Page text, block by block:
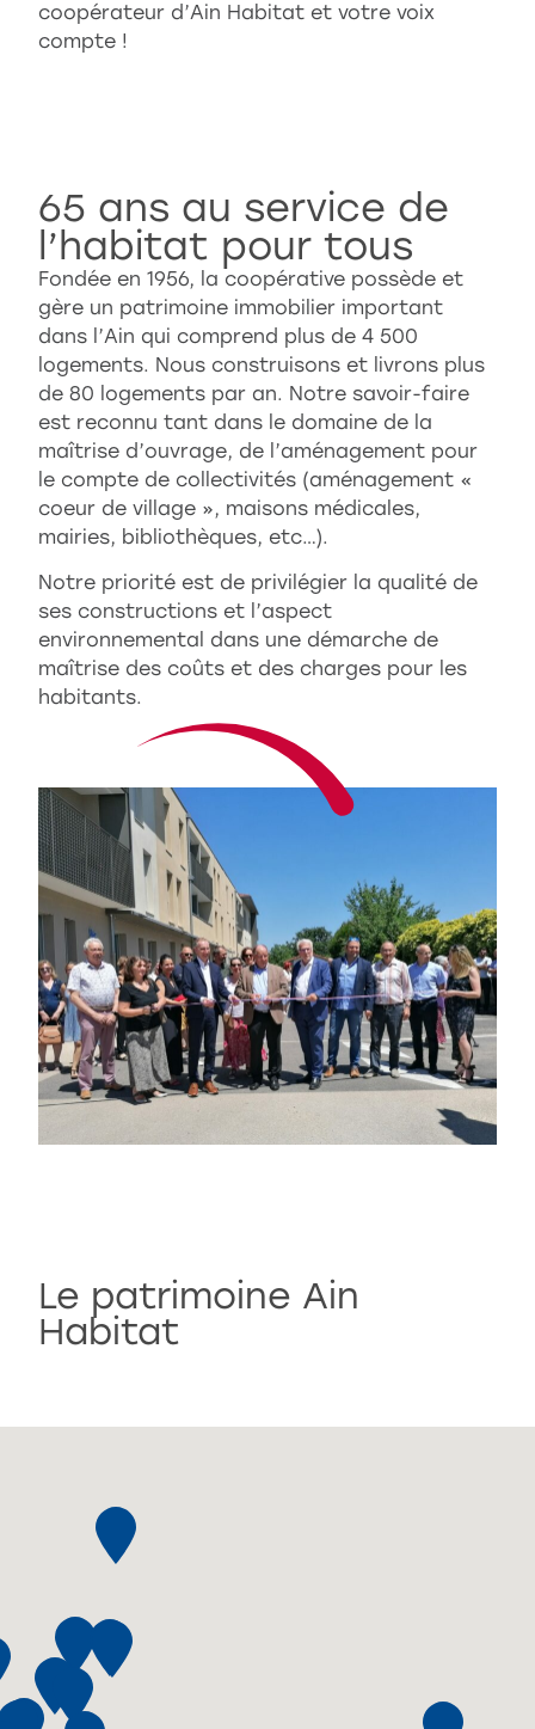
coopérateur d’Ain Habitat et votre voix
compte !
65 ans au service de
l’habitat pour tous
Fondée en 1956, la coopérative possède et
gère un patrimoine immobilier important
dans l’Ain qui comprend plus de 4 500
logements. Nous construisons et livrons plus
de 80 logements par an. Notre savoir-faire
est reconnu tant dans le domaine de la
maîtrise d’ouvrage, de l’aménagement pour
le compte de collectivités (aménagement «
coeur de village », maisons médicales,
mairies, bibliothèques, etc…).
Notre priorité est de privilégier la qualité de
ses constructions et l’aspect
environnemental dans une démarche de
maîtrise des coûts et des charges pour les
habitants.
Le patrimoine Ain
Habitat